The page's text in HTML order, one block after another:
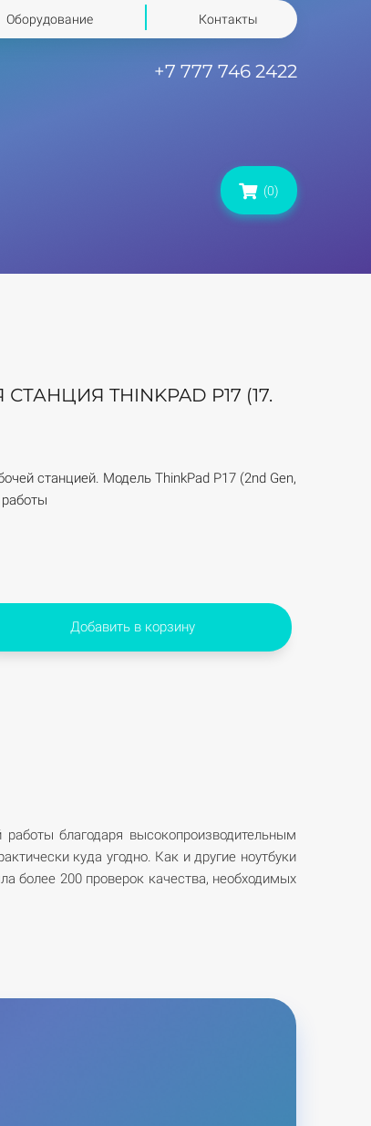
Оборудование Контакты
+7 777 746 2422
(0)
THINKPAD P17 (17.
станцией. Модель ThinkPad P17 (2nd Gen,
Добавить в корзину
благодаря высокопроизводительным
куда угодно. Как и другие ноутбуки
более 200 проверок качества, необходимых